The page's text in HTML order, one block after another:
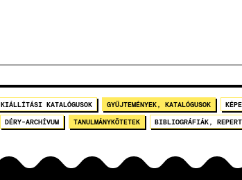
KIÁLLÍTÁSI KATALÓGUSOK GYŰJTEMÉNYEK, KATALÓGUSOK
DÉRY-ARCHÍVUM TANULMÁNYKÖTETEK BIBLIOGRÁFIÁK,